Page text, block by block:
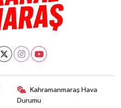
Kahramanmaraş Hava
Durumu